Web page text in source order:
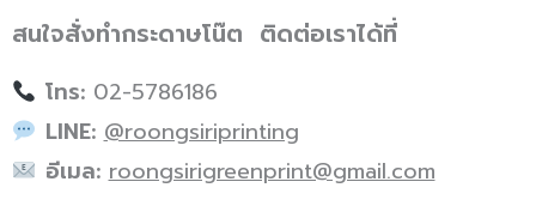
สนใจสั่งทำกระดาษโน๊ต ติดต่อเราได้ที่
โทร:02-5786186
LINE: @roongsiriprinting
อีเมล: roongsirigreenprint@gmail.com